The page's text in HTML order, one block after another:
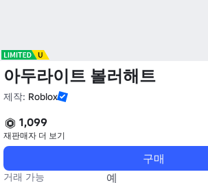
아두라이트 볼러해트
제작: Roblox
1,099
재판매자 더 보기
구매
거래 가능
예